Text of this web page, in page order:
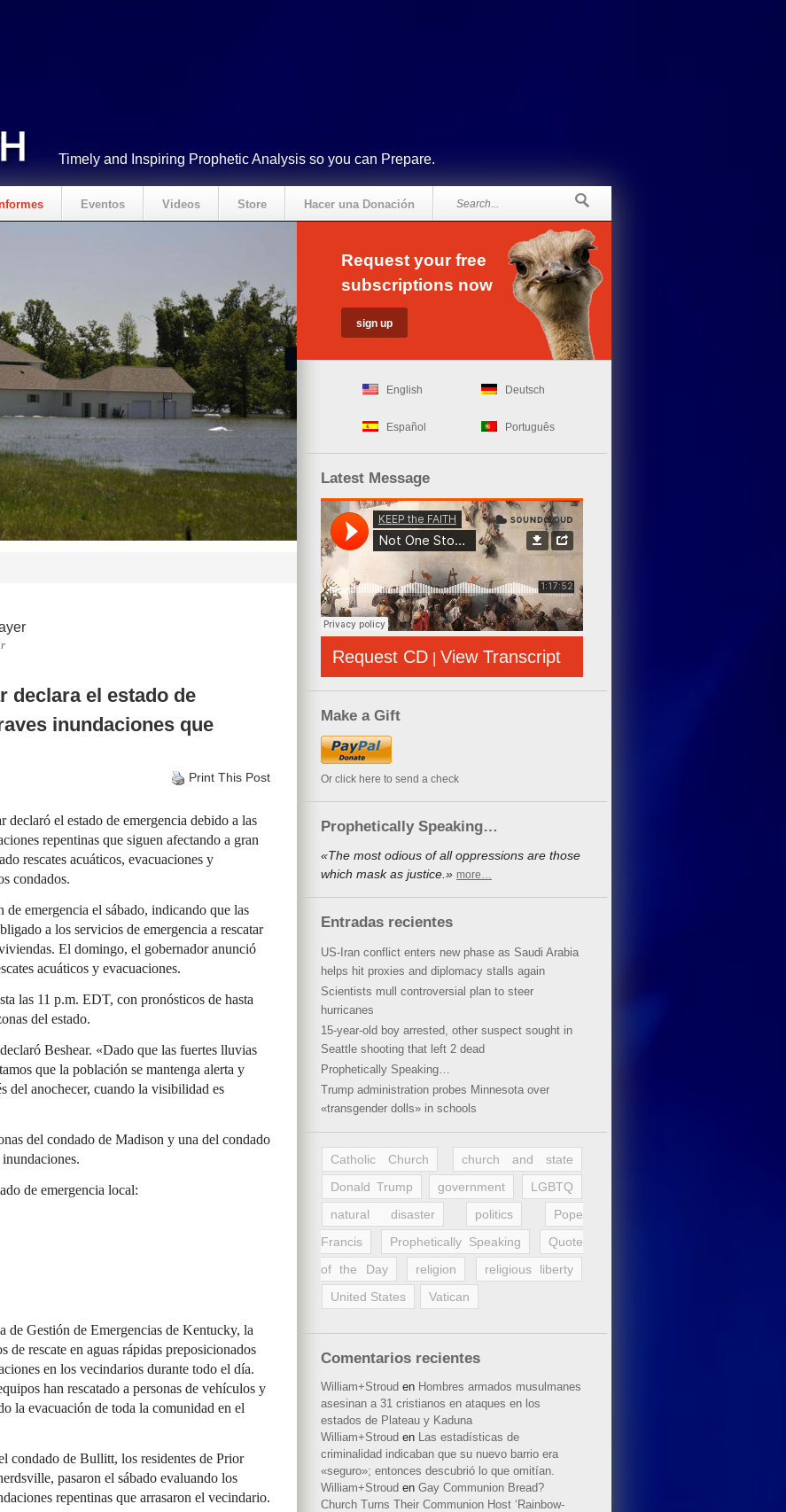
Timely and Inspiring Prophetic Analysis so you can Prepare.
Eventos Videos Store Hacer una Donación
declara el estado de
inundaciones que
Print This Post
declaró el estado de emergencia debido a las
repentinas que siguen afectando a gran
rescates acuáticos, evacuaciones y
condados.
emergencia el sábado, indicando que las
a los servicios de emergencia a rescatar
El domingo, el gobernador anunció
acuáticos y evacuaciones.
las 11 p.m. EDT, con pronósticos de hasta
del estado.
Beshear. «Dado que las fuertes lluvias
que la población se mantenga alerta y
del anochecer, cuando la visibilidad es
del condado de Madison y una del condado
de emergencia local:
de Gestión de Emergencias de Kentucky, la
rescate en aguas rápidas preposicionados
en los vecindarios durante todo el día.
han rescatado a personas de vehículos y
la evacuación de toda la comunidad en el
condado de Bullitt, los residentes de Prior
pasaron el sábado evaluando los
repentinas que arrasaron el vecindario.
Request your free
subscriptions now
English Deutsch
Español Português
Latest Message
Request CD | View Transcript
Make a Gift
Or click here to send a check
Prophetically Speaking…
«The most odious of all oppressions are those
which mask as justice.» more…
Entradas recientes
US-Iran conflict enters new phase as Saudi Arabia
helps hit proxies and diplomacy stalls again
Scientists mull controversial plan to steer
hurricanes
15-year-old boy arrested, other suspect sought in
Seattle shooting that left 2 dead
Prophetically Speaking…
Trump administration probes Minnesota over
«transgender dolls» in schools
Catholic Church
church and state
Donald Trump
government
LGBTQ
natural disaster
politics
Pope
Francis
Prophetically Speaking
Quote
of the Day
religion
religious liberty
United States
Vatican
Comentarios recientes
William+Stroud en Hombres armados musulmanes
asesinan a 31 cristianos en ataques en los
estados de Plateau y Kaduna
William+Stroud en Las estadísticas de
criminalidad indicaban que su nuevo barrio era
«seguro»; entonces descubrió lo que omitían.
William+Stroud en Gay Communion Bread?
Church Turns Their Communion Host ‘Rainbow-